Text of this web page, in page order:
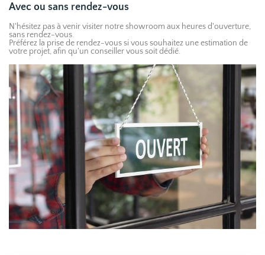
Avec ou sans rendez-vous
N'hésitez pas à venir visiter notre showroom aux heures d'ouverture,
sans rendez-vous.
Préférez la prise de rendez-vous si vous souhaitez une estimation de
votre projet, afin qu'un conseiller vous soit dédié.